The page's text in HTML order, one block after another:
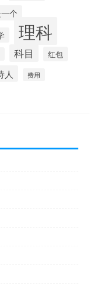
个
理科
科目 红包
人 费用